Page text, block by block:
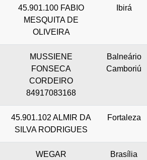
45.901.100 FABIO
MESQUITA DE
OLIVEIRA
Ibirá
MUSSIENE
FONSECA
CORDEIRO
84917083168
Balneário
Camboriú
45.901.102 ALMIR DA
SILVA RODRIGUES
Fortaleza
WEGAR
Brasília